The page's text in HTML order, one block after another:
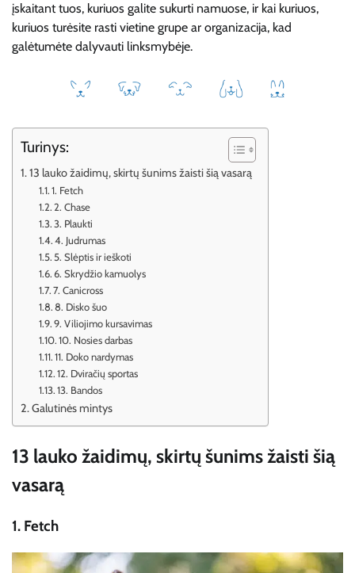
įskaitant tuos, kuriuos galite sukurti namuose, ir kai kuriuos,
kuriuos turėsite rasti vietine grupe ar organizacija, kad
galėtumėte dalyvauti linksmybėje.
Turinys:
13 lauko žaidimų, skirtų šunims žaisti šią vasarą
1. Fetch
2. Chase
3. Plaukti
4. Judrumas
5. Slėptis ir ieškoti
6. Skrydžio kamuolys
7. Canicross
8. Disko šuo
9. Viliojimo kursavimas
10. Nosies darbas
11. Doko nardymas
12. Dviračių sportas
13. Bandos
Galutinės mintys
13 lauko žaidimų, skirtų šunims žaisti šią
vasarą
1. Fetch